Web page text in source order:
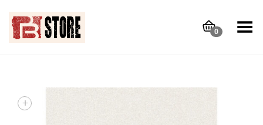
0
Toggle Menu
+